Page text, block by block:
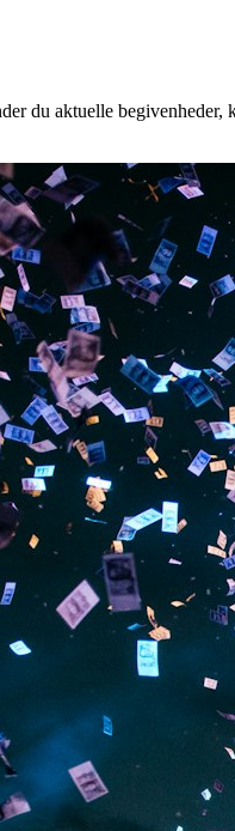
du aktuelle begivenheder,